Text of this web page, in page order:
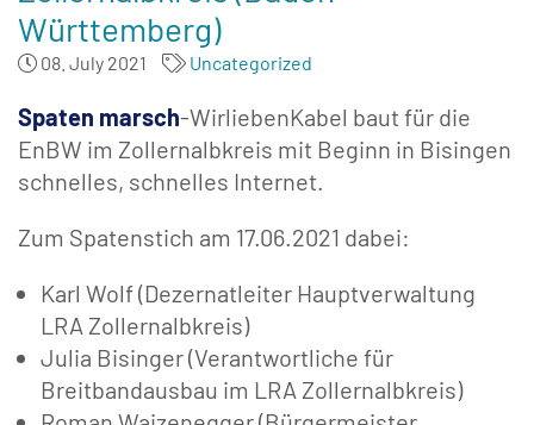
Württemberg)
08. July 2021 Uncategorized
Spaten marsch-WirliebenKabel baut für die
EnBW im Zollernalbkreis mit Beginn in Bisingen
schnelles, schnelles Internet.
Zum Spatenstich am 17.06.2021 dabei:
Karl Wolf (Dezernatleiter Hauptverwaltung
LRA Zollernalbkreis)
Julia Bisinger (Verantwortliche für
Breitbandausbau im LRA Zollernalbkreis)